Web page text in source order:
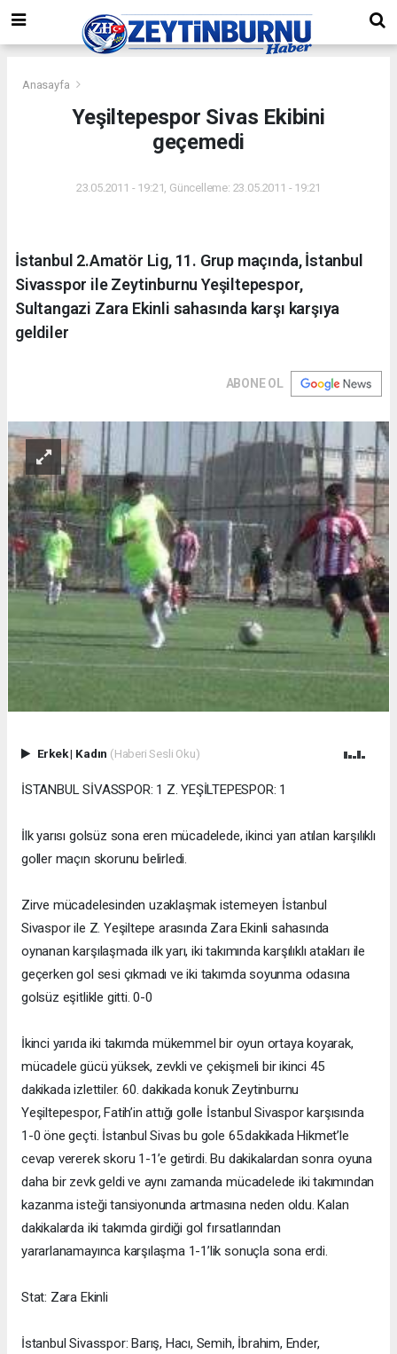
Anasayfa
Yeşiltepespor Sivas Ekibini
geçemedi
23.05.2011 - 19:21, Güncelleme: 23.05.2011 - 19:21
İstanbul 2.Amatör Lig, 11. Grup maçında, İstanbul
Sivasspor ile Zeytinburnu Yeşiltepespor,
Sultangazi Zara Ekinli sahasında karşı karşıya
geldiler
ABONE OL
Erkek| Kadın (Haberi Sesli Oku)
İSTANBUL SİVASSPOR: 1 Z. YEŞİLTEPESPOR: 1
İlk yarısı golsüz sona eren mücadelede, ikinci yarı atılan karşılıklı
goller maçın skorunu belirledi.
Zirve mücadelesinden uzaklaşmak istemeyen İstanbul
Sivaspor ile Z. Yeşiltepe arasında Zara Ekinli sahasında
oynanan karşılaşmada ilk yarı, iki takımında karşılıklı atakları ile
geçerken gol sesi çıkmadı ve iki takımda soyunma odasına
golsüz eşitlikle gitti. 0-0
İkinci yarıda iki takımda mükemmel bir oyun ortaya koyarak,
mücadele gücü yüksek, zevkli ve çekişmeli bir ikinci 45
dakikada izlettiler. 60. dakikada konuk Zeytinburnu
Yeşiltepespor, Fatih’in attığı golle İstanbul Sivaspor karşısında
1-0 öne geçti. İstanbul Sivas bu gole 65.dakikada Hikmet’le
cevap vererek skoru 1-1’e getirdi. Bu dakikalardan sonra oyuna
daha bir zevk geldi ve aynı zamanda mücadelede iki takımından
kazanma isteği tansiyonunda artmasına neden oldu. Kalan
dakikalarda iki takımda girdiği gol fırsatlarından
yararlanamayınca karşılaşma 1-1’lik sonuçla sona erdi.
Stat: Zara Ekinli
İstanbul Sivasspor: Barış, Hacı, Semih, İbrahim, Ender,